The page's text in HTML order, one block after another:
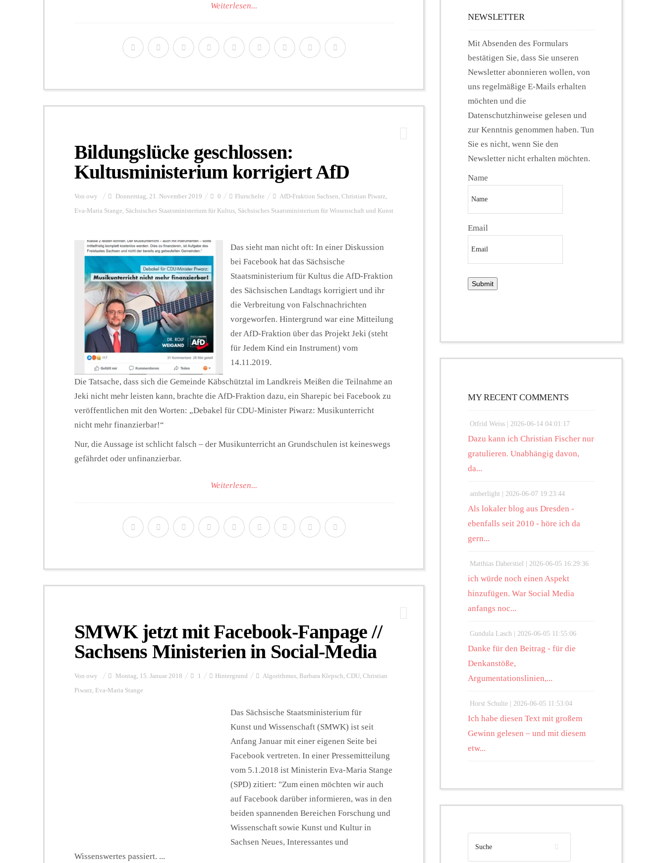
Weiterlesen...
Bildungslücke geschlossen:
Kultusministerium korrigiert AfD
Von owy Donnerstag, 21. November 2019 0 Flurschelte AfD-Fraktion Sachsen Christian Piwarz
Eva-Maria Stange Sächsisches Staatsministerium für Kultus Sächsisches Staatsministerium für Wissenschaft und Kunst
Das sieht man nicht oft: In einer Diskussion
bei Facebook hat das Sächsische
Staatsministerium für Kultus die AfD-Fraktion
des Sächsischen Landtags korrigiert und ihr
die Verbreitung von Falschnachrichten
vorgeworfen. Hintergrund war eine Mitteilung
der AfD-Fraktion über das Projekt Jeki (steht
für Jedem Kind ein Instrument) vom
14.11.2019.
Die Tatsache, dass sich die Gemeinde Käbschütztal im Landkreis Meißen die Teilnahme an
Jeki nicht mehr leisten kann, brachte die AfD-Fraktion dazu, ein Sharepic bei Facebook zu
veröffentlichen mit den Worten: „Debakel für CDU-Minister Piwarz: Musikunterricht
nicht mehr finanzierbar!“
Nur, die Aussage ist schlicht falsch – der Musikunterricht an Grundschulen ist keineswegs
gefährdet oder unfinanzierbar.
Weiterlesen...
SMWK jetzt mit Facebook-Fanpage //
Sachsens Ministerien in Social-Media
Von owy Montag, 15. Januar 2018 1 Hintergrund Algorithmus, Barbara Klepsch, CDU, Christian
Piwarz, Eva-Maria Stange
Das Sächsische Staatsministerium für
Kunst und Wissenschaft (SMWK) ist seit
Anfang Januar mit einer eigenen Seite bei
Facebook vertreten. In einer Pressemitteilung
vom 5.1.2018 ist Ministerin Eva-Maria Stange
(SPD) zitiert: "Zum einen möchten wir auch
auf Facebook darüber informieren, was in den
beiden spannenden Bereichen Forschung und
Wissenschaft sowie Kunst und Kultur in
Sachsen Neues, Interessantes und
Wissenswertes passiert. ...
NEWSLETTER
Mit Absenden des Formulars
bestätigen Sie, dass Sie unseren
Newsletter abonnieren wollen, von
uns regelmäßige E-Mails erhalten
möchten und die
Datenschutzhinweise gelesen und
zur Kenntnis genommen haben. Tun
Sie es nicht, wenn Sie den
Newsletter nicht erhalten möchten.
Name
Email
MY RECENT COMMENTS
Otfrid Weiss | 2026-06-14 04:01:17
Dazu kann ich Christian Fischer nur
gratulieren. Unabhängig davon,
da...
amberlight | 2026-06-07 19:23:44
Als lokaler blog aus Dresden -
ebenfalls seit 2010 - höre ich da
gern...
Matthias Daberstiel | 2026-06-05 16:29:36
ich würde noch einen Aspekt
hinzufügen. War Social Media
anfangs noc...
Gundula Lasch | 2026-06-05 11:55:06
Danke für den Beitrag - für die
Denkanstöße,
Argumentationslinien,...
Horst Schulte | 2026-06-05 11:53:04
Ich habe diesen Text mit großem
Gewinn gelesen – und mit diesem
etw...